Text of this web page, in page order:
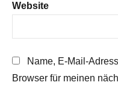
Website
Name, E-Mail-
Browser für meinen